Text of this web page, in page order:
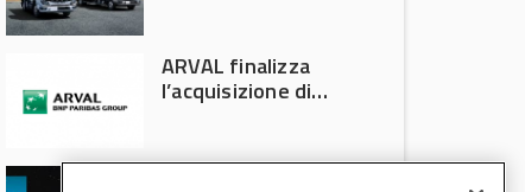
ARVAL finalizza
l’acquisizione di